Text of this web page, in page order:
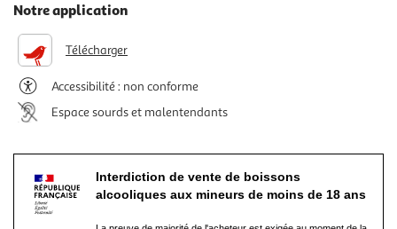
Notre application
Télécharger
Accessibilité : non conforme
Espace sourds et malentendants
Interdiction de vente de boissons
alcooliques aux mineurs de moins de 18 ans